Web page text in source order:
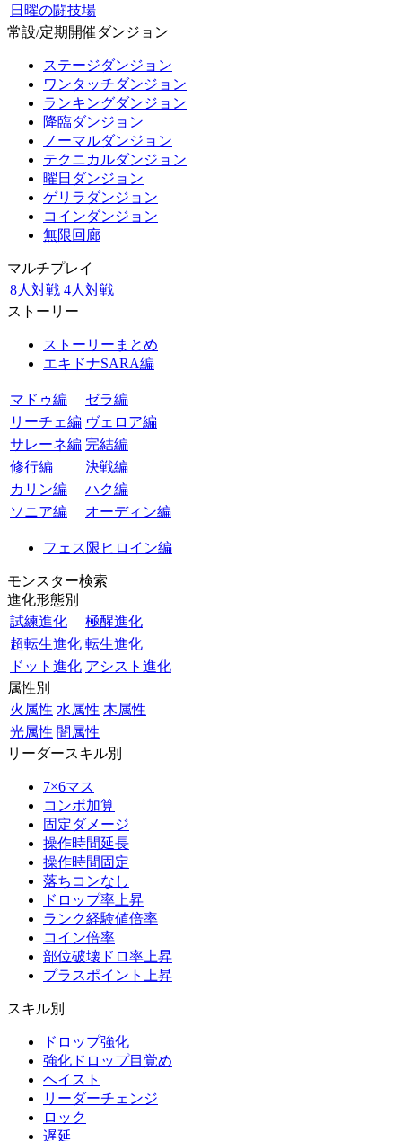
日曜の闘技場
常設/定期開催ダンジョン
ステージダンジョン
ワンタッチダンジョン
ランキングダンジョン
降臨ダンジョン
ノーマルダンジョン
テクニカルダンジョン
曜日ダンジョン
ゲリラダンジョン
コインダンジョン
無限回廊
マルチプレイ
8人対戦 4人対戦
ストーリー
ストーリーまとめ
エキドナSARA編
マドゥ編
ゼラ編
リーチェ編 ヴェロア編
サレーネ編 完結編
修行編
決戦編
カリン編
ハク編
ソニア編
オーディン編
フェス限ヒロイン編
モンスター検索
進化形態別
試練進化
極醒進化
超転生進化 転生進化
ドット進化 アシスト進化
属性別
火属性 水属性 木属性
光属性 闇属性
リーダースキル別
7×6マス
コンボ加算
固定ダメージ
操作時間延長
操作時間固定
落ちコンなし
ドロップ率上昇
ランク経験値倍率
コイン倍率
部位破壊ドロ率上昇
プラスポイント上昇
スキル別
ドロップ強化
強化ドロップ目覚め
ヘイスト
リーダーチェンジ
ロック
遅延